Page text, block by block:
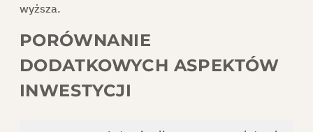
wyższa.
PORÓWNANIE
DODATKOWYCH ASPEKTÓW
INWESTYCJI